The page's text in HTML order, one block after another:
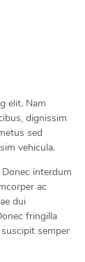
elit. Nam
dignissim
sed
vehicula.
interdum
ac
dui
fringilla
semper